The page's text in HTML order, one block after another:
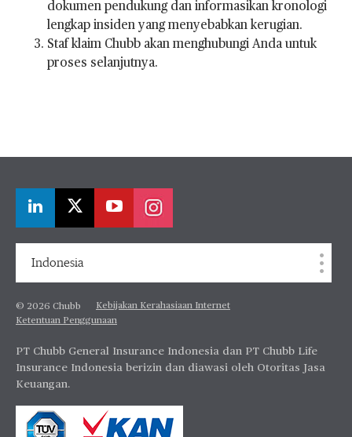
dokumen pendukung dan informasikan kronologi
lengkap insiden yang menyebabkan kerugian.
Staf klaim Chubb akan menghubungi Anda untuk
proses selanjutnya.
Indonesia
© 2026 Chubb
Kebijakan Kerahasiaan Internet
Ketentuan Penggunaan
PT Chubb General Insurance Indonesia dan PT Chubb Life
Insurance Indonesia berizin dan diawasi oleh Otoritas Jasa
Keuangan.